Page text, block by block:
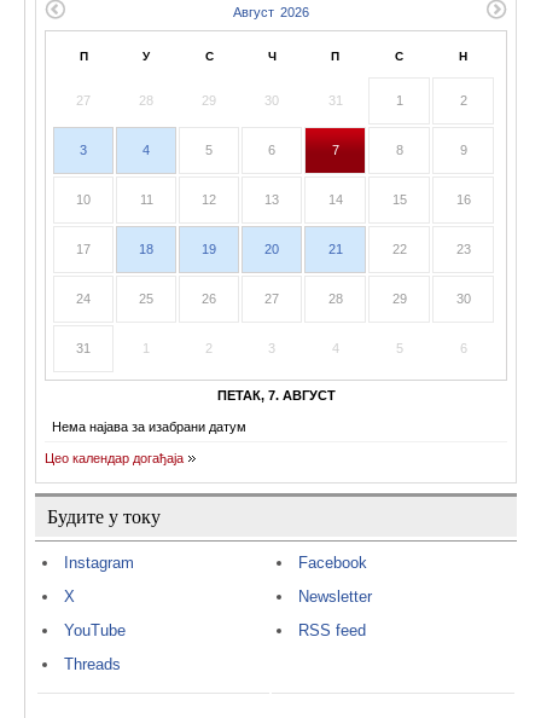
П У С Ч П С Н
27 28 29 30 31 1 2
3 4 5 6 7 8 9
10 11 12 13 14 15 16
17 18 19 20 21 22 23
24 25 26 27 28 29 30
31 1 2 3 4 5 6
ПЕТАК, 7. АВГУСТ
Нема најава за изабрани датум
Цео календар догађаја
Будите у току
Instagram
X
YouTube
Threads
Facebook
Newsletter
RSS feed